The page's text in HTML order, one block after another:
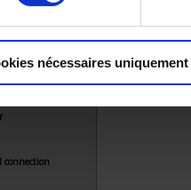
nécessaires uniquement
(1)
maxi(1)
(1)
points
connection